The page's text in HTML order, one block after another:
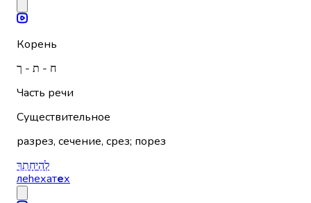
Корень
ח - ת - ך
Часть речи
Существительное
разрез, сечение, срез; порез
לְהֵיחָתֵךְ
леhехатех